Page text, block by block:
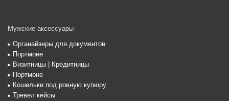
Мужские аксессуары
Органайзеры для документов
Портмоне
Визитницы | Кредитницы
Портмоне
Кошельки под ровную купюру
Тревел кейсы